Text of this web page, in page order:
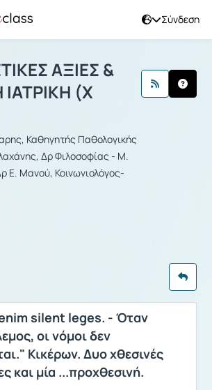
Σύνδεση
ΑΞΙΕΣ &
ΑΞΙΕΣ &
(Χ
Καθηγητής Παθολογικής
Δρ Φιλοσοφίας - Μ.
Ε. Μανού, Κοινωνιολόγος-
silent leges. - Όταν
οι νόμοι δεν
Κικέρων. Δυο χθεσινές
και μία ...προχθεσινή.